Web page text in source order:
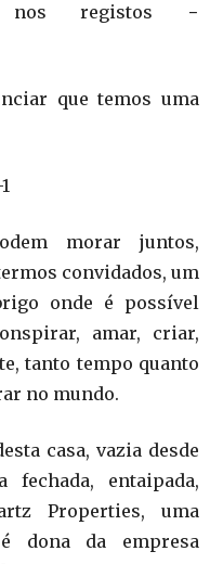
nos registos −
que temos uma
morar juntos,
convidados, um
onde é possível
amar, criar,
tanto tempo quanto
no mundo.
casa, vazia desde
entaipada,
Properties, uma
dona da empresa